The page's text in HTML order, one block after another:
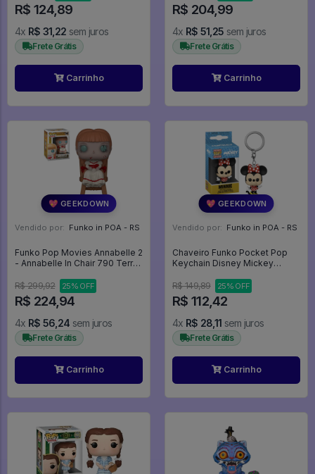
R$ 124,89
4x R$ 31,22 sem juros
Frete Grátis
Carrinho
R$ 204,99
4x R$ 51,25 sem juros
Frete Grátis
Carrinho
💖 GEEKDOWN
Vendido por: Funko in POA - RS
Funko Pop Movies Annabelle 2
- Annabelle In Chair 790 Terror
R$ 299,92
25% OFF
R$ 224,94
4x R$ 56,24 sem juros
Frete Grátis
Carrinho
💖 GEEKDOWN
Vendido por: Funko in POA - RS
Chaveiro Funko Pocket Pop
Keychain Disney Mickey
Disney
R$ 149,89 25% OFF
R$ 112,42
4x R$ 28,11 sem juros
Frete Grátis
Carrinho